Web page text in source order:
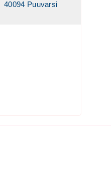
40094 Puuvarsi